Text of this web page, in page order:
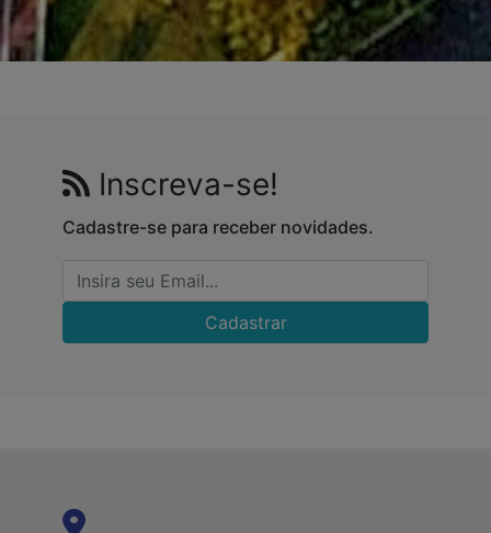
Inscreva-se!
Cadastre-se para receber novidades.
Cadastrar